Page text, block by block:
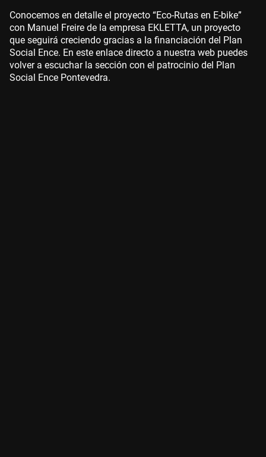
Conocemos en detalle el proyecto “Eco-Rutas en E-bike”
con Manuel Freire de la empresa EKLETTA, un proyecto
que seguirá creciendo gracias a la financiación del Plan
Social Ence. En este enlace directo a nuestra web puedes
volver a escuchar la sección con el patrocinio del Plan
Social Ence Pontevedra.